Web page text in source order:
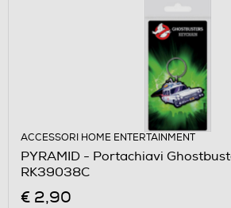
ACCESSORI HOME ENTERTAINMENT
PYRAMID - Portachiavi
RK39038C
€ 2,90